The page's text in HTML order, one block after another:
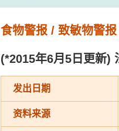
食物警报 / 致敏物警报
(*2015年6月5日更新)
发出日期
资料来源